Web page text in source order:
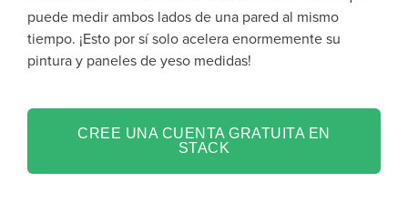
puede medir ambos lados de una pared al mismo
tiempo. ¡Esto por sí solo acelera enormemente su
pintura y paneles de yeso medidas!
CREE UNA CUENTA GRATUITA EN
STACK